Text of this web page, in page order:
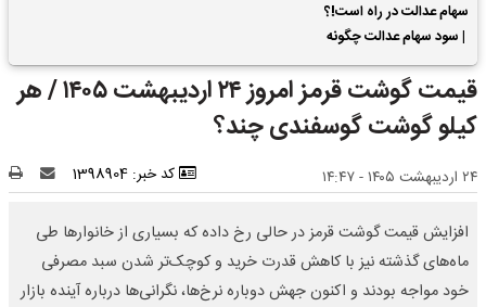
سهام عدالت در راه است!؟
| سود سهام عدالت چگونه
محاسبه می شود؟
قیمت گوشت قرمز امروز ۲۴ اردیبهشت ۱۴۰۵ / هر
کیلو گوشت گوسفندی چند؟
۲۴ اردیبهشت ۱۴۰۵ - ۱۴:۴۷ کد خبر: 1398904
افزایش قیمت گوشت قرمز در حالی رخ داده که بسیاری از خانوارها طی
ماه‌های گذشته نیز با کاهش قدرت خرید و کوچک‌تر شدن سبد مصرفی
خود مواجه بودند و اکنون جهش دوباره نرخ‌ها، نگرانی‌ها درباره آینده بازار